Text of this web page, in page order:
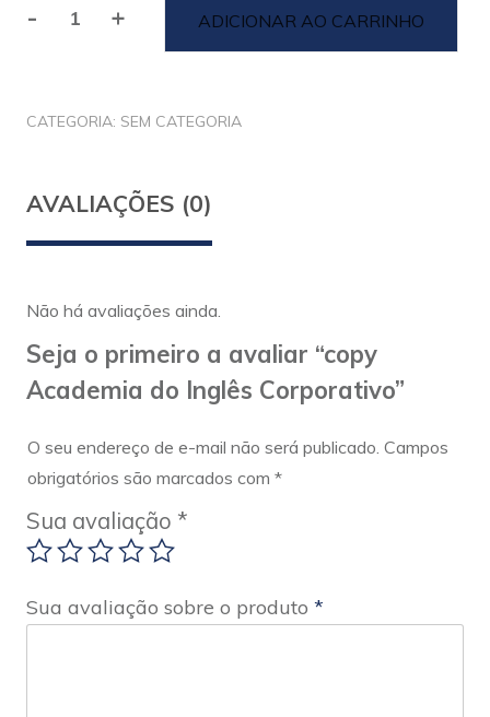
- + ADICIONAR AO CARRINHO
CATEGORIA: SEM CATEGORIA
AVALIAÇÕES (0)
Não há avaliações ainda.
Seja o primeiro a avaliar “copy
Academia do Inglês Corporativo”
O seu endereço de e-mail não será publicado. Campos
obrigatórios são marcados com*
Sua avaliação *
Sua avaliação sobre o produto*